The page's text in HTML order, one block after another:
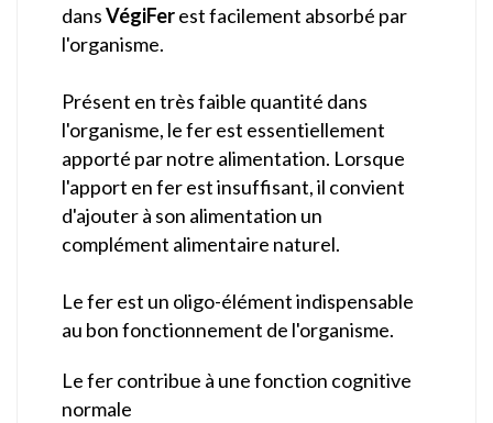
dansVégiFerest facilement absorbé par
l'organisme.
Présent en très faible quantité dans
l'organisme, le fer est essentiellement
apporté par notre alimentation. Lorsque
l'apport en fer est insuffisant, il convient
d'ajouter à son alimentation un
complément alimentaire naturel.
Le fer est un oligo-élément indispensable
au bon fonctionnement de l'organisme.
Le fer contribue à une fonction cognitive
normale